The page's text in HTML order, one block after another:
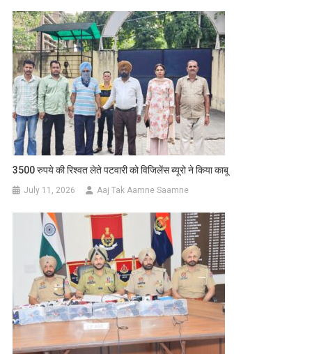
3500 रुपये की रिश्वत लेते पटवारी को विजिलेंस ब्यूरो ने किया काबू
July 11, 2026 Aaj Tak Aamne Saamne